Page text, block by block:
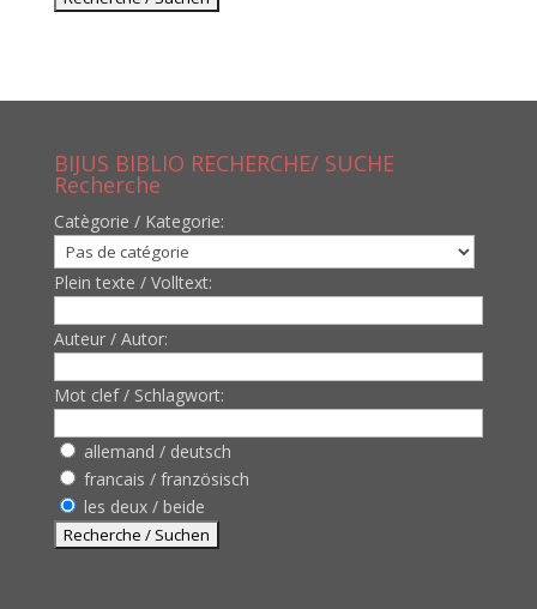
BIJUS BIBLIO RECHERCHE/ SUCHE
Recherche
Catègorie / Kategorie:
Plein texte / Volltext:
Auteur / Autor:
Mot clef / Schlagwort:
allemand / deutsch
francais / französisch
les deux / beide